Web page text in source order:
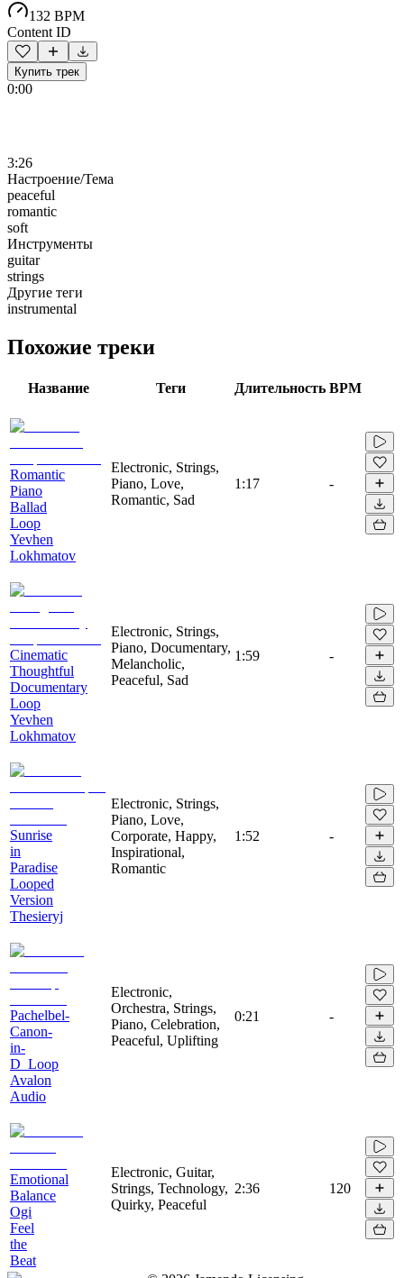
132 BPM
Content ID
Купить трек
0:00
3:26
Настроение/Тема
peaceful
romantic
soft
Инструменты
guitar
strings
Другие теги
instrumental
Похожие треки
Название Теги Длительность BPM
Romantic
Piano
Ballad
Loop
Yevhen
Lokhmatov
Electronic, Strings,
Piano, Love,
Romantic, Sad
1:17 -
Cinematic
Thoughtful
Documentary
Loop
Yevhen
Lokhmatov
Electronic, Strings,
Piano, Documentary,
Melancholic,
Peaceful, Sad
1:59 -
Sunrise
in
Paradise
Looped
Version
Thesieryj
Electronic, Strings,
Piano, Love,
Corporate, Happy,
Inspirational,
Romantic
1:52 -
Pachelbel-
Canon-
in-
D_Loop
Avalon
Audio
Electronic,
Orchestra, Strings,
Piano, Celebration,
Peaceful, Uplifting
0:21 -
Emotional
Balance
Ogi
Feel
the
Beat
Electronic, Guitar,
Strings, Technology,
Quirky, Peaceful
2:36 120